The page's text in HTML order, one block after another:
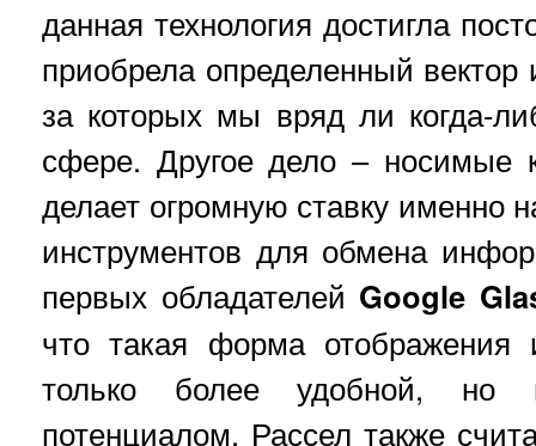
данная технология достигла
приобрела определенный
за которых мы вряд ли когда-
сфере. Другое дело – носимые
делает огромную ставку именно
инструментов для обмена
первых обладателей Google
что такая форма отображения
только более удобной, но
потенциалом. Рассел также